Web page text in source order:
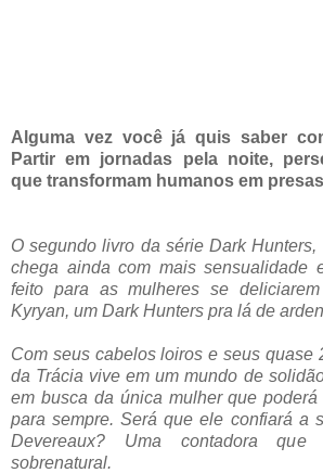
Alguma vez você já quis saber
Partir em jornadas pela noite,
que transformam humanos em
O segundo livro da série Dark Hunters,
chega ainda com mais sensualidade
feito para as mulheres se
Kyryan, um Dark Hunters pra lá de
Com seus cabelos loiros e seus quase
da Trácia vive em um mundo de
em busca da única mulher que
para sempre. Será que ele confiará a
Devereaux? Uma contadora
sobrenatural.